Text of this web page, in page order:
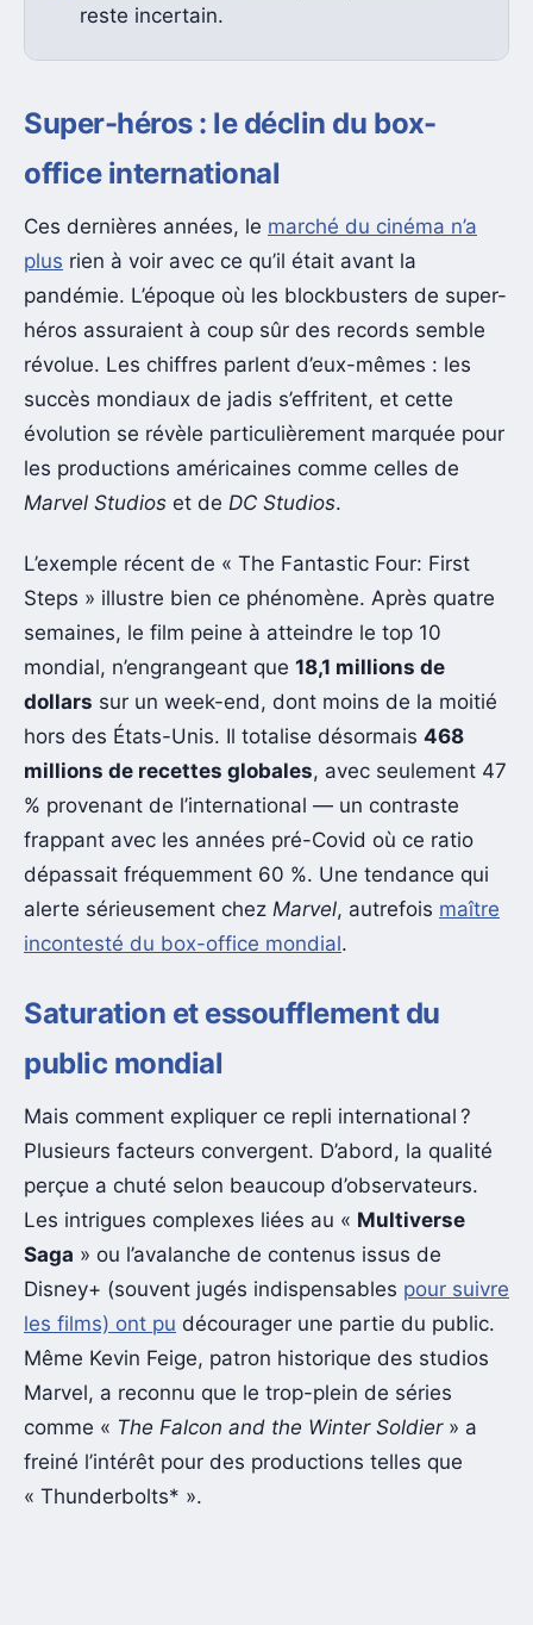
reste incertain.
Super-héros : le déclin du box-
office international
Ces dernières années, le marché du cinéma n’a
plus rien à voir avec ce qu’il était avant la
pandémie. L’époque où les blockbusters de super-
héros assuraient à coup sûr des records semble
révolue. Les chiffres parlent d’eux-mêmes : les
succès mondiaux de jadis s’effritent, et cette
évolution se révèle particulièrement marquée pour
les productions américaines comme celles de
Marvel Studios et de DC Studios.
L’exemple récent de « The Fantastic Four: First
Steps » illustre bien ce phénomène. Après quatre
semaines, le film peine à atteindre le top 10
mondial, n’engrangeant que 18,1 millions de
dollars sur un week-end, dont moins de la moitié
hors des États-Unis. Il totalise désormais 468
millions de recettes globales, avec seulement 47
% provenant de l’international — un contraste
frappant avec les années pré-Covid où ce ratio
dépassait fréquemment 60 %. Une tendance qui
alerte sérieusement chez Marvel, autrefois maître
incontesté du box-office mondial.
Saturation et essoufflement du
public mondial
Mais comment expliquer ce repli international ?
Plusieurs facteurs convergent. D’abord, la qualité
perçue a chuté selon beaucoup d’observateurs.
Les intrigues complexes liées au « Multiverse
Saga » ou l’avalanche de contenus issus de
Disney+ (souvent jugés indispensables pour suivre
les films) ont pu décourager une partie du public.
Même Kevin Feige, patron historique des studios
Marvel, a reconnu que le trop-plein de séries
comme « The Falcon and the Winter Soldier» a
freiné l’intérêt pour des productions telles que
« Thunderbolts* ».